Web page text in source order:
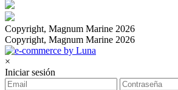
Copyright, Magnum Marine 2026
Copyright, Magnum Marine 2026
×
Iniciar sesión